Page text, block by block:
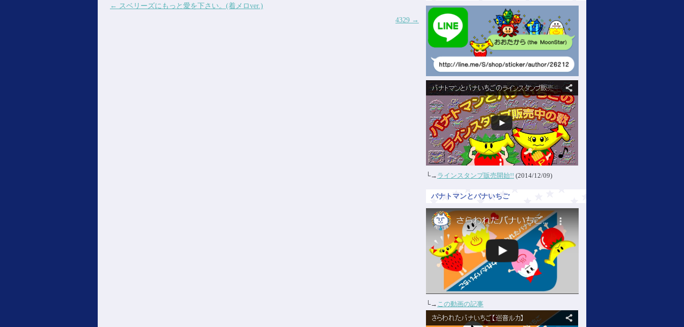
投稿ナビゲーション
← スベリーズにもっと愛を下さい。(着メロver.)
4329 →
└→ ラインスタンプ販売開始!! (2014/12/09)
バナトマンとバナいちご
└→ この動画の記事